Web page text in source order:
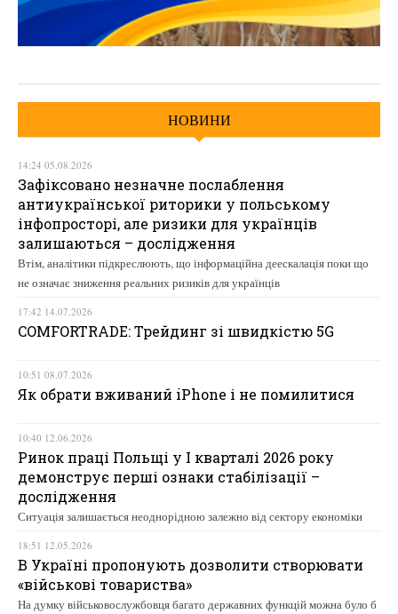
НОВИНИ
14:24 05.08.2026
Зафіксовано незначне послаблення
антиукраїнської риторики у польському
інфопросторі, але ризики для українців
залишаються – дослідження
Втім, аналітики підкреслюють, що інформаційна деескалація поки що
не означає зниження реальних ризиків для українців
17:42 14.07.2026
COMFORTRADE: Трейдинг зі швидкістю 5G
10:51 08.07.2026
Як обрати вживаний iPhone і не помилитися
10:40 12.06.2026
Ринок праці Польщі у І кварталі 2026 року
демонструє перші ознаки стабілізації –
дослідження
Ситуація залишається неоднорідною залежно від сектору економіки
18:51 12.05.2026
В Україні пропонують дозволити створювати
«військові товариства»
На думку військовослужбовця багато державних функцій можна було б